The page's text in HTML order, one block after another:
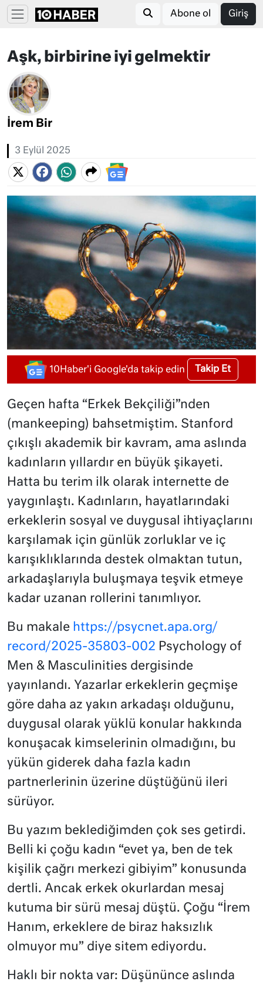
Abone ol Giriş
Aşk, birbirine iyi gelmektir
İrem Bir
3 Eylül 2025
10Haber'i Google'da takip edin Takip Et
Geçen hafta “Erkek Bekçiliği”nden
(mankeeping) bahsetmiştim. Stanford
çıkışlı akademik bir kavram, ama aslında
kadınların yıllardır en büyük şikayeti.
Hatta bu terim ilk olarak internette de
yaygınlaştı. Kadınların, hayatlarındaki
erkeklerin sosyal ve duygusal ihtiyaçlarını
karşılamak için günlük zorluklar ve iç
karışıklıklarında destek olmaktan tutun,
arkadaşlarıyla buluşmaya teşvik etmeye
kadar uzanan rollerini tanımlıyor.
Bu makale https://psycnet.apa.org/
record/2025-35803-002 Psychology of
Men & Masculinities dergisinde
yayınlandı. Yazarlar erkeklerin geçmişe
göre daha az yakın arkadaşı olduğunu,
duygusal olarak yüklü konular hakkında
konuşacak kimselerinin olmadığını, bu
yükün giderek daha fazla kadın
partnerlerinin üzerine düştüğünü ileri
sürüyor.
Bu yazım beklediğimden çok ses getirdi.
Belli ki çoğu kadın “evet ya, ben de tek
kişilik çağrı merkezi gibiyim” konusunda
dertli. Ancak erkek okurlardan mesaj
kutuma bir sürü mesaj düştü. Çoğu “İrem
Hanım, erkeklere de biraz haksızlık
olmuyor mu” diye sitem ediyordu.
Haklı bir nokta var: Düşününce aslında